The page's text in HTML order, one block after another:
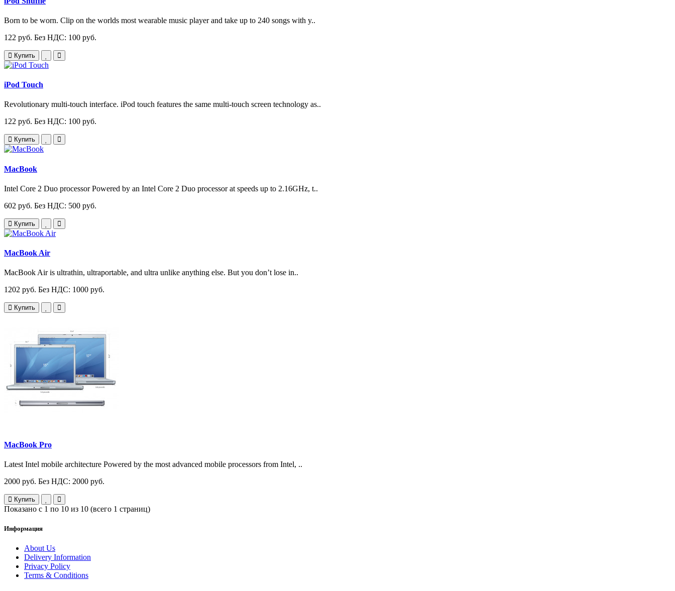
Born to be worn. Clip on the worlds most wearable music player and take up to 240 songs with y..
122 руб. Без НДС: 100 руб.
Купить
iPod Touch
Revolutionary multi-touch interface. iPod touch features the same multi-touch screen technology as..
122 руб. Без НДС: 100 руб.
Купить
MacBook
Intel Core 2 Duo processor Powered by an Intel Core 2 Duo processor at speeds up to 2.16GHz, t..
602 руб. Без НДС: 500 руб.
Купить
MacBook Air
MacBook Air is ultrathin, ultraportable, and ultra unlike anything else. But you don’t lose in..
1202 руб. Без НДС: 1000 руб.
Купить
MacBook Pro
Latest Intel mobile architecture Powered by the most advanced mobile processors from Intel, ..
2000 руб. Без НДС: 2000 руб.
Купить
Показано с 1 по 10 из 10 (всего 1 страниц)
Информация
About Us
Delivery Information
Privacy Policy
Terms & Conditions